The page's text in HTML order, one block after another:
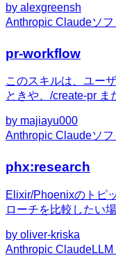
by alexgreensh
Anthropic Claudeソ
pr-workflow
このスキルは、ユー
ときや、/create-pr ま
by majiayu000
Anthropic Claudeソ
phx:research
Elixir/Phoenixのトピ
ローチを比較したい
by oliver-kriska
Anthropic Claude